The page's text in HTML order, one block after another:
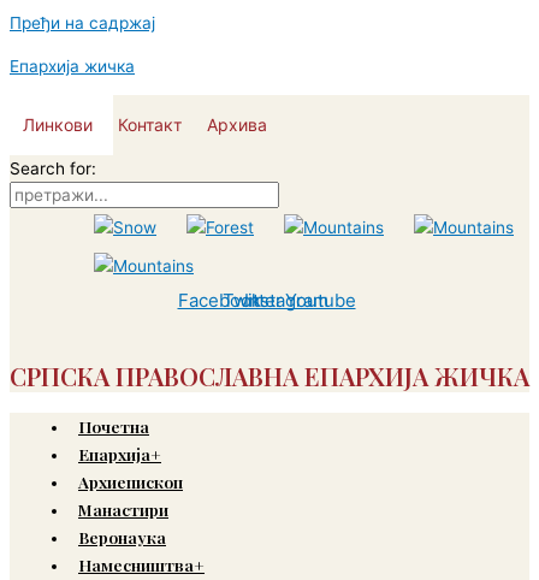
Пређи на садржај
Епархија жичка
Линкови Контакт Архива
Search for:
Facebook
Twitter
Instagram
Youtube
СРПСКА ПРАВОСЛАВНА ЕПАРХИЈА ЖИЧКА
Почетна
Епархија+
Архиепископ
Манастири
Веронаука
Намесништва+